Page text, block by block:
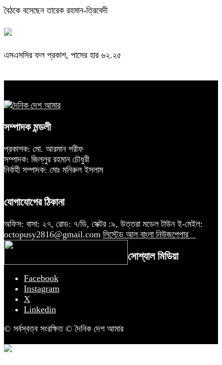
বৈঠকে বসেছেন তারেক রহমান-ত্রিবেদী
এসএসসির ফল প্রকাশ, পাসের হার ৬২.২৫
সম্পাদক মন্ডলী
প্রকাশক: মো. আরমান শরীফ
সম্পাদক: জিল্লুর রহমান চৌধুরী
নির্বাহী সম্পাদক: মোঃ মনিরুল ইসলাম
যোগাযোগের ঠিকানা
অফিস: বাসা: ২৭, রোড: ৭/ডি, সেক্টর :৯, উত্তরা মডেল টাউন ই-মেইল:
octopusy2816@gmail.com লিস্টেড আল বাংলা নিউজপেপার
সোশ্যাল মিডিয়া
Facebook
Instagram
X
Linkedin
© সর্বস্বত্ব সংরক্ষিত © দৈনিক দেশ আমার